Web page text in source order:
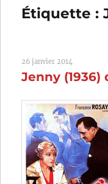
Étiquette :
26 janvier 2014
Jenny (1936)